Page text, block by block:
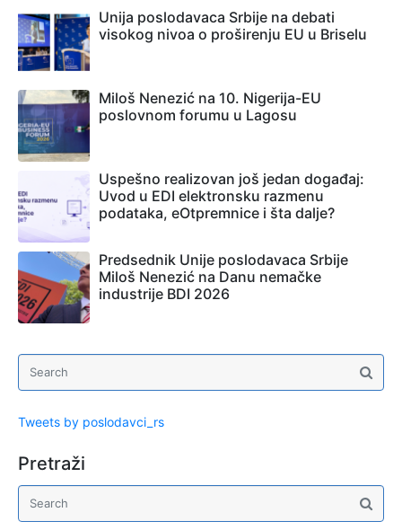
Unija poslodavaca Srbije na debati
visokog nivoa o proširenju EU u Briselu
Miloš Nenezić na 10. Nigerija-EU
poslovnom forumu u Lagosu
Uspešno realizovan još jedan događaj:
Uvod u EDI elektronsku razmenu
podataka, eOtpremnice i šta dalje?
Predsednik Unije poslodavaca Srbije
Miloš Nenezić na Danu nemačke
industrije BDI 2026
Tweets by poslodavci_rs
Pretraži